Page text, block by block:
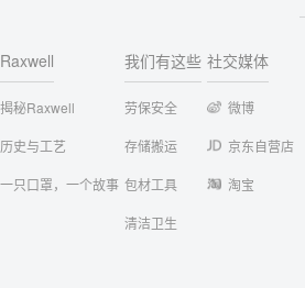
Raxwell
揭秘Raxwell
历史与工艺
一只口罩，一个故事
我们有这些
劳保安全
存储搬运
包材工具
清洁卫生
社交媒体
微博
京东自营店
淘宝